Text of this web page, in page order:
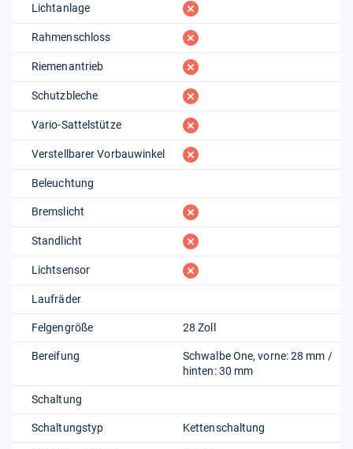
Lichtanlage fehlt
Rahmenschloss fehlt
Riemenantrieb fehlt
Schutzbleche fehlt
Vario-Sattelstütze fehlt
Verstellbarer Vorbauwinkel fehlt
Beleuchtung
Bremslicht fehlt
Standlicht fehlt
Lichtsensor fehlt
Laufräder
Felgengröße 28 Zoll
Bereifung
Schwalbe One, vorne: 28 mm /
hinten: 30 mm
Schaltung
Schaltungstyp Kettenschaltung